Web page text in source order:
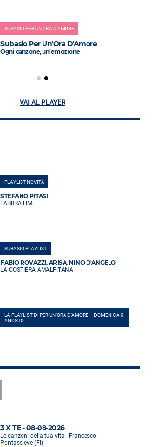
SUBASIO PER UN'ORA D'AMORE
Subasio Per Un'Ora D'Amore
Ogni canzone, un'emozione
VAI AL PLAYER
PLAYLIST NOVITÀ
STEFANO PITASI
LABBRA LIME
SUBASIO PLAYLIST
FABIO ROVAZZI, ARISA, NINO D'ANGELO
LA COSTIERA AMALFITANA
LA PLAYLIST DI PER UN’ORA D’AMORE – DOMENICA 9
AGOSTO
3 X TE - 08-08-2026
Le canzoni della tua vita - Francesco -
Pontassieve (FI)